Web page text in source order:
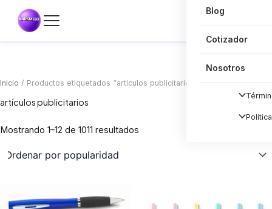
Blog
Cotizador
Nosotros
Inicio / Productos etiquetados “artículos publicitarios”
artículos publicitarios
Mostrando 1–12 de 1011 resultados